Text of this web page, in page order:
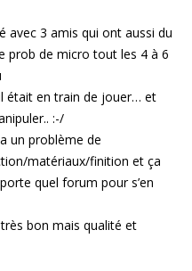
avec 3 amis qui ont aussi du
prob de micro tout les 4 à 6
était en train de jouer… et
:-/
un problème de
matériaux/finition et ça
quel forum pour s’en
bon mais qualité et